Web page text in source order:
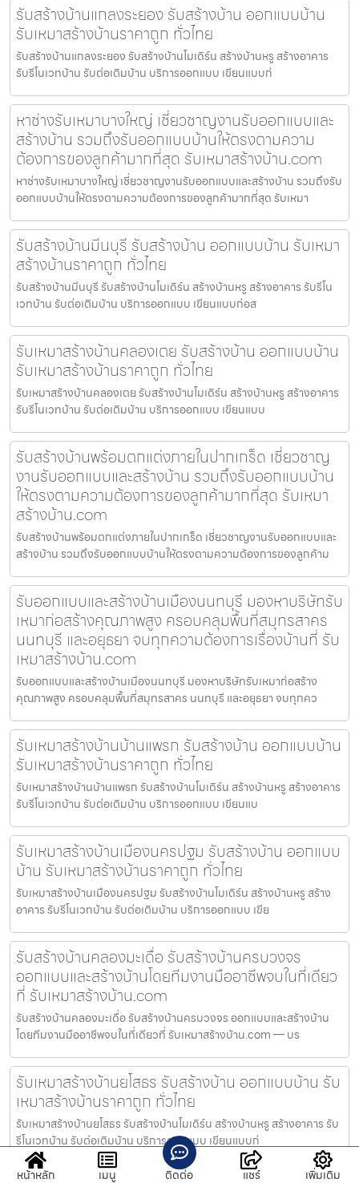
รับสร้างบ้านแกลงระยอง รับสร้างบ้าน ออกแบบบ้าน
รับเหมาสร้างบ้านราคาถูก ทั่วไทย
รับสร้างบ้านแกลงระยอง รับสร้างบ้านโมเดิร์น สร้างบ้านหรู สร้างอาคาร
รับรีโนเวทบ้าน รับต่อเติมบ้าน บริการออกแบบ เขียนแบบก่
หาช่างรับเหมาบางใหญ่ เชี่ยวชาญงานรับออกแบบและ
สร้างบ้าน รวมถึงรับออกแบบบ้านให้ตรงตามความ
ต้องการของลูกค้ามากที่สุด รับเหมาสร้างบ้าน.com
หาช่างรับเหมาบางใหญ่ เชี่ยวชาญงานรับออกแบบและสร้างบ้าน รวมถึงรับ
ออกแบบบ้านให้ตรงตามความต้องการของลูกค้ามากที่สุด รับเหมา
รับสร้างบ้านมีนบุรี รับสร้างบ้าน ออกแบบบ้าน รับเหมา
สร้างบ้านราคาถูก ทั่วไทย
รับสร้างบ้านมีนบุรี รับสร้างบ้านโมเดิร์น สร้างบ้านหรู สร้างอาคาร รับรีโน
เวทบ้าน รับต่อเติมบ้าน บริการออกแบบ เขียนแบบก่อส
รับเหมาสร้างบ้านคลองเตย รับสร้างบ้าน ออกแบบบ้าน
รับเหมาสร้างบ้านราคาถูก ทั่วไทย
รับเหมาสร้างบ้านคลองเตย รับสร้างบ้านโมเดิร์น สร้างบ้านหรู สร้างอาคาร
รับรีโนเวทบ้าน รับต่อเติมบ้าน บริการออกแบบ เขียนแบบ
รับสร้างบ้านพร้อมตกแต่งภายในปากเกร็ด เชี่ยวชาญ
งานรับออกแบบและสร้างบ้าน รวมถึงรับออกแบบบ้าน
ให้ตรงตามความต้องการของลูกค้ามากที่สุด รับเหมา
สร้างบ้าน.com
รับสร้างบ้านพร้อมตกแต่งภายในปากเกร็ด เชี่ยวชาญงานรับออกแบบและ
สร้างบ้าน รวมถึงรับออกแบบบ้านให้ตรงตามความต้องการของลูกค้าม
รับออกแบบและสร้างบ้านเมืองนนทบุรี มองหาบริษัทรับ
เหมาก่อสร้างคุณภาพสูง ครอบคลุมพื้นที่สมุทรสาคร
นนทบุรี และอยุธยา จบทุกความต้องการเรื่องบ้านที่ รับ
เหมาสร้างบ้าน.com
รับออกแบบและสร้างบ้านเมืองนนทบุรี มองหาบริษัทรับเหมาก่อสร้าง
คุณภาพสูง ครอบคลุมพื้นที่สมุทรสาคร นนทบุรี และอยุธยา จบทุกคว
รับเหมาสร้างบ้านบ้านแพรก รับสร้างบ้าน ออกแบบบ้าน
รับเหมาสร้างบ้านราคาถูก ทั่วไทย
รับเหมาสร้างบ้านบ้านแพรก รับสร้างบ้านโมเดิร์น สร้างบ้านหรู สร้างอาคาร
รับรีโนเวทบ้าน รับต่อเติมบ้าน บริการออกแบบ เขียนแบ
รับเหมาสร้างบ้านเมืองนครปฐม รับสร้างบ้าน ออกแบบ
บ้าน รับเหมาสร้างบ้านราคาถูก ทั่วไทย
รับเหมาสร้างบ้านเมืองนครปฐม รับสร้างบ้านโมเดิร์น สร้างบ้านหรู สร้าง
อาคาร รับรีโนเวทบ้าน รับต่อเติมบ้าน บริการออกแบบ เขีย
รับสร้างบ้านคลองมะเดื่อ รับสร้างบ้านครบวงจร
ออกแบบและสร้างบ้านโดยทีมงานมืออาชีพจบในที่เดียว
ที่ รับเหมาสร้างบ้าน.com
รับสร้างบ้านคลองมะเดื่อ รับสร้างบ้านครบวงจร ออกแบบและสร้างบ้าน
โดยทีมงานมืออาชีพจบในที่เดียวที่ รับเหมาสร้างบ้าน.com — บร
รับเหมาสร้างบ้านยโสธร รับสร้างบ้าน ออกแบบบ้าน รับ
เหมาสร้างบ้านราคาถูก ทั่วไทย
รับเหมาสร้างบ้านยโสธร รับสร้างบ้านโมเดิร์น สร้างบ้านหรู สร้างอาคาร รับ
รีโนเวทบ้าน รับต่อเติมบ้าน บริการออกแบบ เขียนแบบก่
หน้าหลัก เมนู ติดต่อ แชร์ เพิ่มเติม